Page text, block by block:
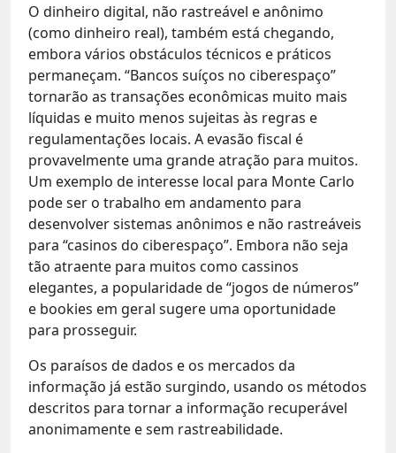
O dinheiro digital, não rastreável e anônimo
(como dinheiro real), também está chegando,
embora vários obstáculos técnicos e práticos
permaneçam. “Bancos suíços no ciberespaço”
tornarão as transações econômicas muito mais
líquidas e muito menos sujeitas às regras e
regulamentações locais. A evasão fiscal é
provavelmente uma grande atração para muitos.
Um exemplo de interesse local para Monte Carlo
pode ser o trabalho em andamento para
desenvolver sistemas anônimos e não rastreáveis ​​
para “casinos do ciberespaço”. Embora não seja
tão atraente para muitos como cassinos
elegantes, a popularidade de “jogos de números”
e bookies em geral sugere uma oportunidade
para prosseguir.
Os paraísos de dados e os mercados da
informação já estão surgindo, usando os métodos
descritos para tornar a informação recuperável
anonimamente e sem rastreabilidade.